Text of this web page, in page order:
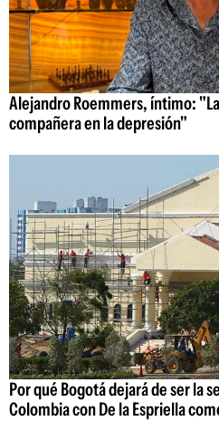
Alejandro Roemmers, íntimo:
compañera en la depresión"
Por qué Bogotá dejará de ser la
Colombia con De la Espriella